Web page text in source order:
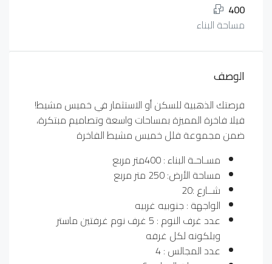
400
مساحة البناء
الوصف
فرصتك الذهبية للسكن أو الاستثمار في خميس مشيط!
فيلا فاخرة المميزة بمساحات واسعة وتصاميم مبتكرة،
ضمن مجموعة فلل خميس مشيط الفاخرة
مسـاحـة البناء : 400متر مربع
مساحة الأرض: 250 متر مربع
شــارع :20
الواجهة : جنوبيه غربيه
عدد غرف النوم : 5 غرف نوم غرفتين ماستر
وبلكونه لكل غرفه
عدد المجالس : 4